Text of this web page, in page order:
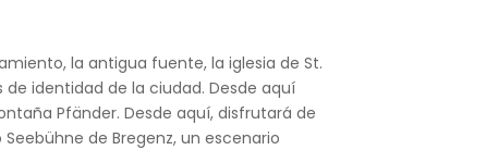
la antigua fuente, la iglesia de St.
identidad de la ciudad. Desde aquí
Pfänder. Desde aquí, disfrutará de
de Bregenz, un escenario